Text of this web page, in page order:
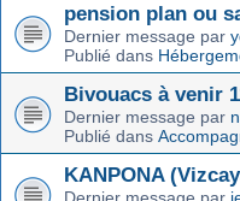
pension plan ou
Dernier message par
Publié dans
Bivouacs à venir
Dernier message par
Publié dans
KANPONA